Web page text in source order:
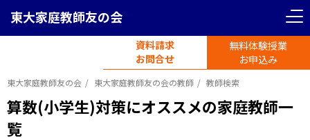
東大家庭教師友の会
資料請求
お問合せ
無料体験授業
お申込み
＜ 戻る
東大家庭教師友の会 東大家庭教師友の会の教師 教師検索
算数(小学生)対策にオススメの家庭教師一
覧
＜ 戻る リセット
東京都 神奈川県